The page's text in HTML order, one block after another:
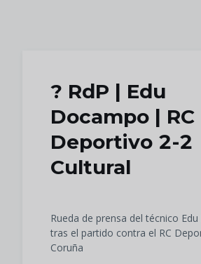
?️ RdP | Edu
Docampo | RC
Deportivo 2-2
Cultural
Rueda de prensa del técnico
tras el partido contra el RC
Coruña